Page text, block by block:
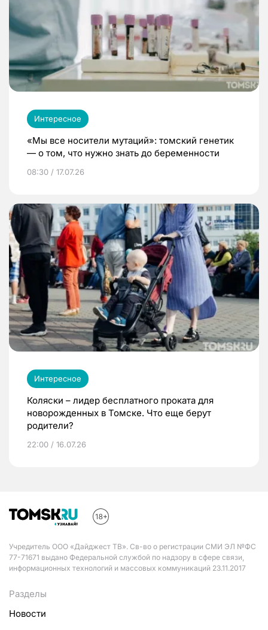
Интересное
«Мы все носители мутаций»: томский генетик
— о том, что нужно знать до беременности
08:30 / 17.07.26
Интересное
Коляски – лидер бесплатного проката для
новорожденных в Томске. Что еще берут
родители?
22:00 / 16.07.26
Учредитель ООО «Дайджест ТВ». Св-во о регистрации СМИ ЭЛ №ФС
77-71671 выдано Федеральной службой по надзору в сфере связи,
информационных технологий и массовых коммуникаций 23.11.2017
Разделы
Новости